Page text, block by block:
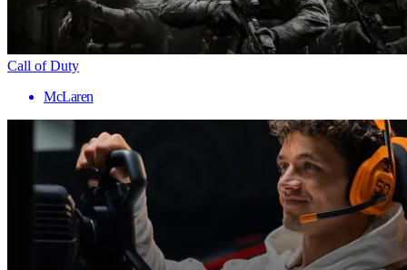
Call of Duty
McLaren